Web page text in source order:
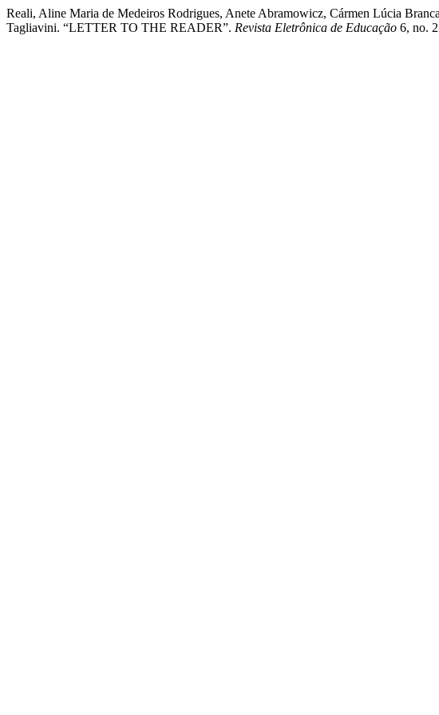
Reali, Aline Maria de Medeiros Rodrigues, Anete Abramowicz, Cármen Lúcia
Tagliavini. “LETTER TO THE READER”. Revista Eletrônica de Educação 6, no.